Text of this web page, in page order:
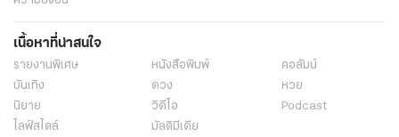
เนื้อหาที่น่าสนใจ
รายงานพิเศษ หนังสือพิมพ์
คอลัมน์
บันเทิง
ดวง
หวย
นิยาย
วิดีโอ
Podcast
ไลฟ์สไตล์
มัลติมีเดีย